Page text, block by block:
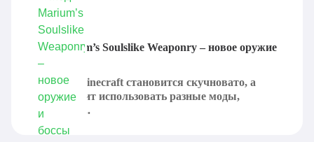
Мод Marium’s Soulslike Weaponry – новое оружие
и боссы
Иногда в Minecraft становится скучновато, а
потому стоит использовать разные моды,
способные...